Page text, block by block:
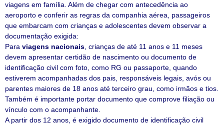
viagens em família. Além de chegar com antecedência ao
aeroporto e conferir as regras da companhia aérea, passageiros
que embarcam com crianças e adolescentes devem observar a
documentação exigida:
Para viagens nacionais, crianças de até 11 anos e 11 meses
devem apresentar certidão de nascimento ou documento de
identificação civil com foto, como RG ou passaporte, quando
estiverem acompanhadas dos pais, responsáveis legais, avós ou
parentes maiores de 18 anos até terceiro grau, como irmãos e tios.
Também é importante portar documento que comprove filiação ou
vínculo com o acompanhante.
A partir dos 12 anos, é exigido documento de identificação civil